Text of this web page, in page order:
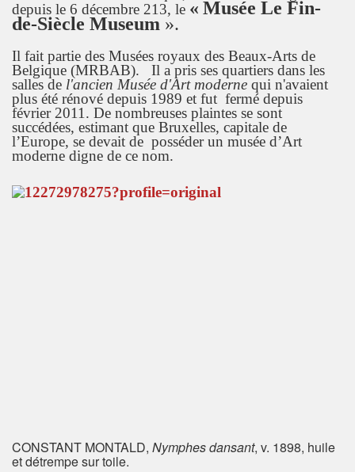
depuis le 6 décembre 213, le « Musée Le Fin-
de-Siècle Museum ».
Il fait partie des Musées royaux des Beaux-Arts de
Belgique (MRBAB). Il a pris ses quartiers dans les
salles de l'ancien Musée d'Art moderne qui n'avaient
plus été rénové depuis 1989 et fut fermé depuis
février 2011. De nombreuses plaintes se sont
succédées, estimant que Bruxelles, capitale de
l’Europe, se devait de posséder un musée d’Art
moderne digne de ce nom.
CONSTANT MONTALD, Nymphes dansant, v. 1898, huile
et détrempe sur toile.